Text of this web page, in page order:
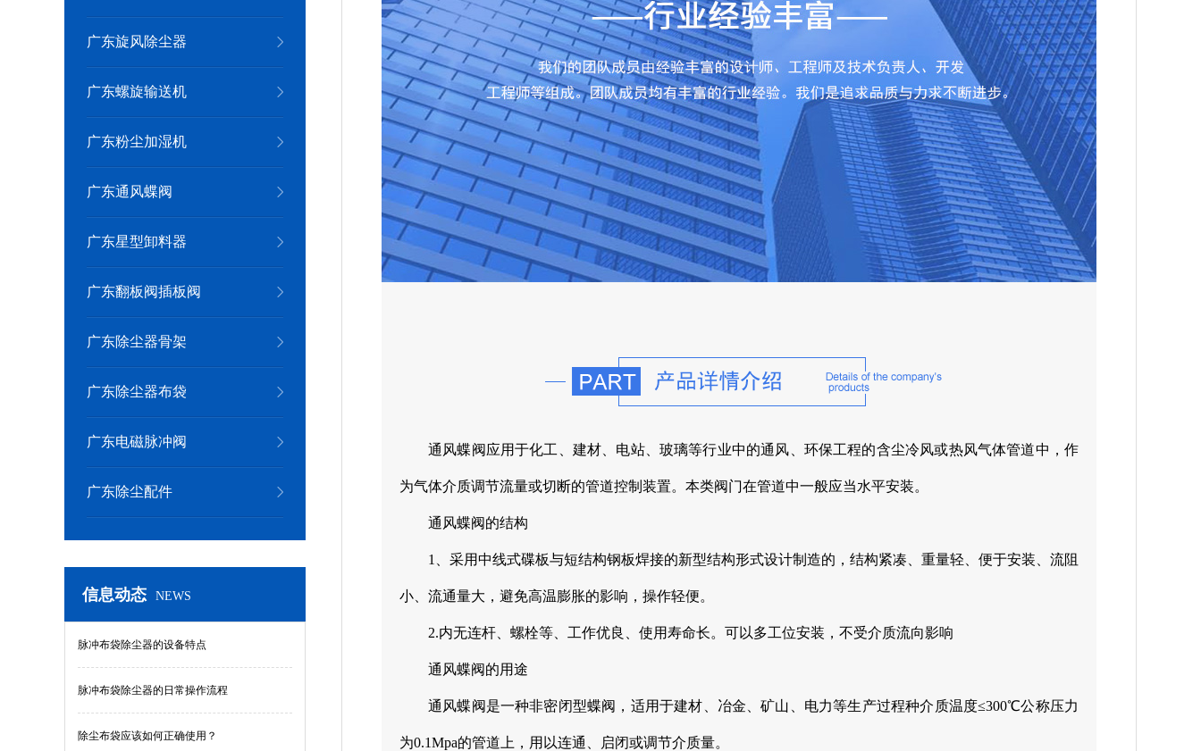
广东旋风除尘器
广东螺旋输送机
广东粉尘加湿机
广东通风蝶阀
广东星型卸料器
广东翻板阀插板阀
广东除尘器骨架
广东除尘器布袋
广东电磁脉冲阀
广东除尘配件
信息动态 NEWS
脉冲布袋除尘器的设备特点
脉冲布袋除尘器的日常操作流程
除尘布袋应该如何正确使用？
通风蝶阀应用于化工、建材、电站、玻璃等行业中的通风、环保工程的含尘冷风或热风气体管道中，作
为气体介质调节流量或切断的管道控制装置。本类阀门在管道中一般应当水平安装。
通风蝶阀的结构
1、采用中线式碟板与短结构钢板焊接的新型结构形式设计制造的，结构紧凑、重量轻、便于安装、流阻
小、流通量大，避免高温膨胀的影响，操作轻便。
2.内无连杆、螺栓等、工作优良、使用寿命长。可以多工位安装，不受介质流向影响
通风蝶阀的用途
通风蝶阀是一种非密闭型蝶阀，适用于建材、冶金、矿山、电力等生产过程种介质温度≤300℃公称压力
为0.1Mpa的管道上，用以连通、启闭或调节介质量。